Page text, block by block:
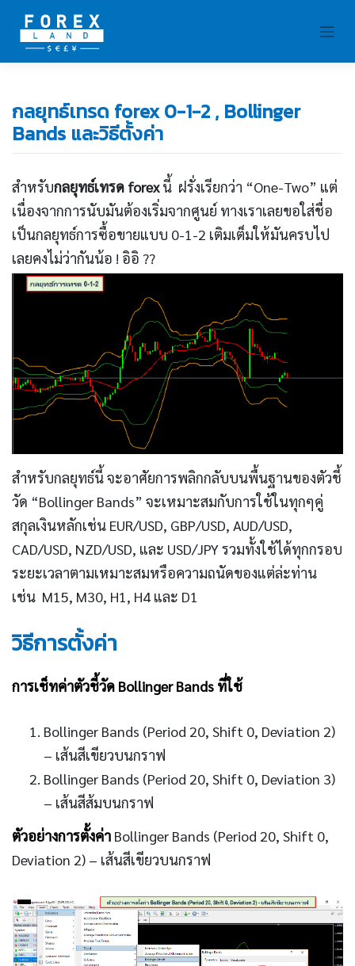
content
กลยุทธ์เทรด forex 0-1-2 , Bollinger
Bands และวิธีตั้งค่า
สำหรับกลยุทธ์เทรด forexนี้ ฝรั่งเรียกว่า “One-Two” แต่
เนื่องจากการนับมันต้องเริ่มจากศูนย์ ทางเราเลยขอใส่ชื่อ
เป็นกลยุทธ์การซื้อขายแบบ 0-1-2 เติมเต็มให้มันครบไป
เลยคงไม่ว่ากันน้อ ! อิอิ ??
สำหรับกลยุทธ์นี้ จะอาศัยการพลิกกลับบนพื้นฐานของตัวชี้
วัด “Bollinger Bands” จะเหมาะสมกับการใช้ในทุกๆคู่
สกุลเงินหลักเช่น EUR/USD, GBP/USD, AUD/USD,
CAD/USD, NZD/USD, และ USD/JPY รวมทั้งใช้ได้ทุกกรอบ
ระยะเวลาตามเหมาะสมหรือความถนัดของแต่ล่ะท่าน
เช่น M15, M30, H1, H4 และ D1
วิธีการตั้งค่า
การเช็ทค่าตัวชี้วัด Bollinger Bands ที่ใช้
Bollinger Bands (Period 20, Shift 0, Deviation 2)
– เส้นสีเขียวบนกราฟ
Bollinger Bands (Period 20, Shift 0, Deviation 3)
– เส้นสีส้มบนกราฟ
ตัวอย่างการตั้งค่า Bollinger Bands (Period 20, Shift 0,
Deviation 2) – เส้นสีเขียวบนกราฟ